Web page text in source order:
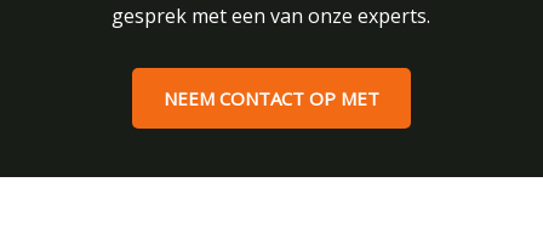
gesprek met een van onze experts.
NEEM CONTACT OP MET